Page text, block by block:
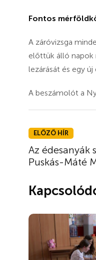
Fontos
A záróvizsga
előttük álló napok
lezárását és egy
A beszámolót a
ELŐZŐ HÍR
Az édesanyák
Puskás-Máté